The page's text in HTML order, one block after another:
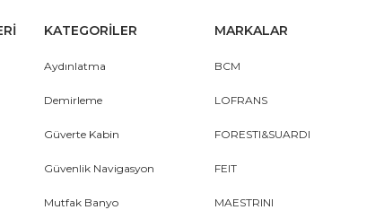
KATEGORİLER
Aydınlatma
Demirleme
Güverte Kabin
Güvenlik Navigasyon
Mutfak Banyo
MARKALAR
BCM
LOFRANS
FORESTI&SUARDI
FEIT
MAESTRINI